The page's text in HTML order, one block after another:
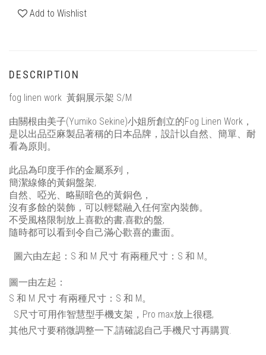
Add to Wishlist
DESCRIPTION
fog linen work 黃銅展示架 S/M
由關根由美子(Yumiko Sekine)小姐所創立的Fog Linen Work ，
是以出品亞麻製品著稱的日本品牌，設計以自然、簡單、耐
看為原則。
此品為印度手作的金屬系列，
簡潔線條的黃銅盤架,
自然、啞光、略顯暗色的黃銅色，
沒有多餘的裝飾，可以輕鬆融入任何室內裝飾。
不受風格限制放上喜歡的書,喜歡的盤,
隨時都可以看到令自己滿心歡喜的畫面。
圖六由左起：S 和 M 尺寸 有兩種尺寸：S 和 M。
圖一由左起：
S 和 M 尺寸 有兩種尺寸：S 和 M。
S尺寸可用作智慧型手機支架，Pro max放上很穩,
其他尺寸要稍微調整一下,請確認自己手機尺寸再購買.